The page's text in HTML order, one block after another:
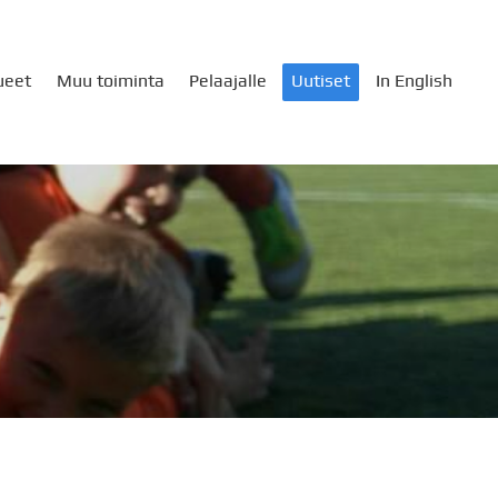
Muu toiminta Pelaajalle Uutiset In English